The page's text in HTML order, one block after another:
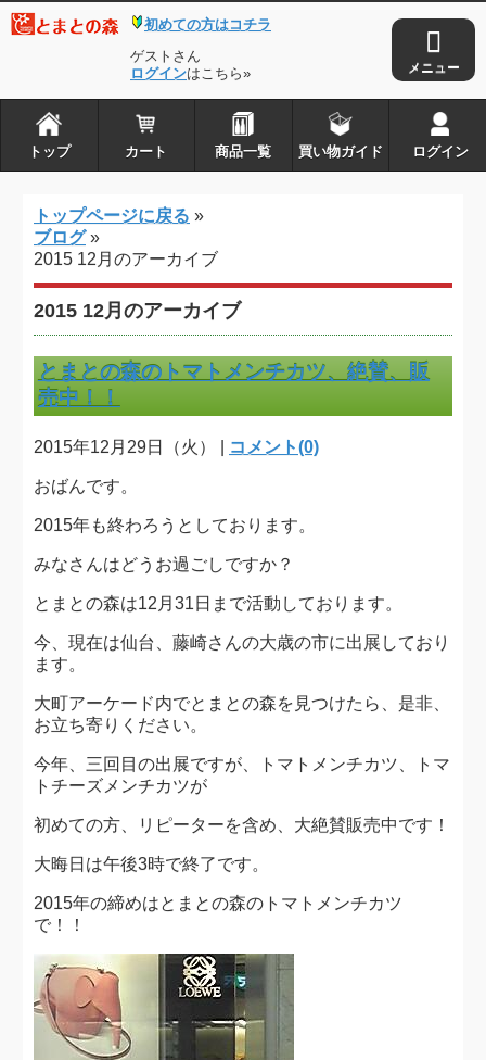
初めての方はコチラ
ゲストさん
ログインはこちら»
トップ カート 商品一覧 買い物ガイド ログイン
トップページに戻る »
ブログ»
2015 12月のアーカイブ
2015 12月のアーカイブ
とまとの森のトマトメンチカツ、絶賛、販
売中！！
2015年12月29日（火） | コメント(0)
おばんです。
2015年も終わろうとしております。
みなさんはどうお過ごしですか？
とまとの森は12月31日まで活動しております。
今、現在は仙台、藤崎さんの大歳の市に出展しており
ます。
大町アーケード内でとまとの森を見つけたら、是非、
お立ち寄りください。
今年、三回目の出展ですが、トマトメンチカツ、トマ
トチーズメンチカツが
初めての方、リピーターを含め、大絶賛販売中です！
大晦日は午後3時で終了です。
2015年の締めはとまとの森のトマトメンチカツ
で！！
トップ
ログイン
とまとの森は株式会社アイ・タックルの
登録商標です
Copyright © 2010-2026とまとの森. all rights reserved.